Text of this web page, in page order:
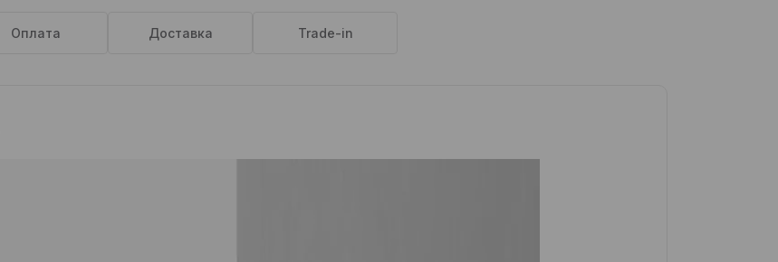
Оплата Доставка Trade-in